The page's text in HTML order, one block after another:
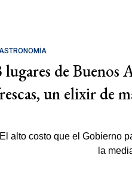
lugares de Buenos
un elixir de